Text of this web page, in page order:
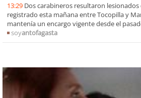
13:29 Dos carabineros resultaron
registrado esta mañana entre Tocopilla y
mantenía un encargo vigente desde el
soyantofagasta